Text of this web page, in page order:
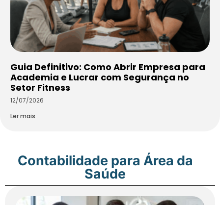
Guia Definitivo: Como Abrir Empresa para
Academia e Lucrar com Segurança no
Setor Fitness
12/07/2026
Ler mais
Contabilidade para Área da
Saúde